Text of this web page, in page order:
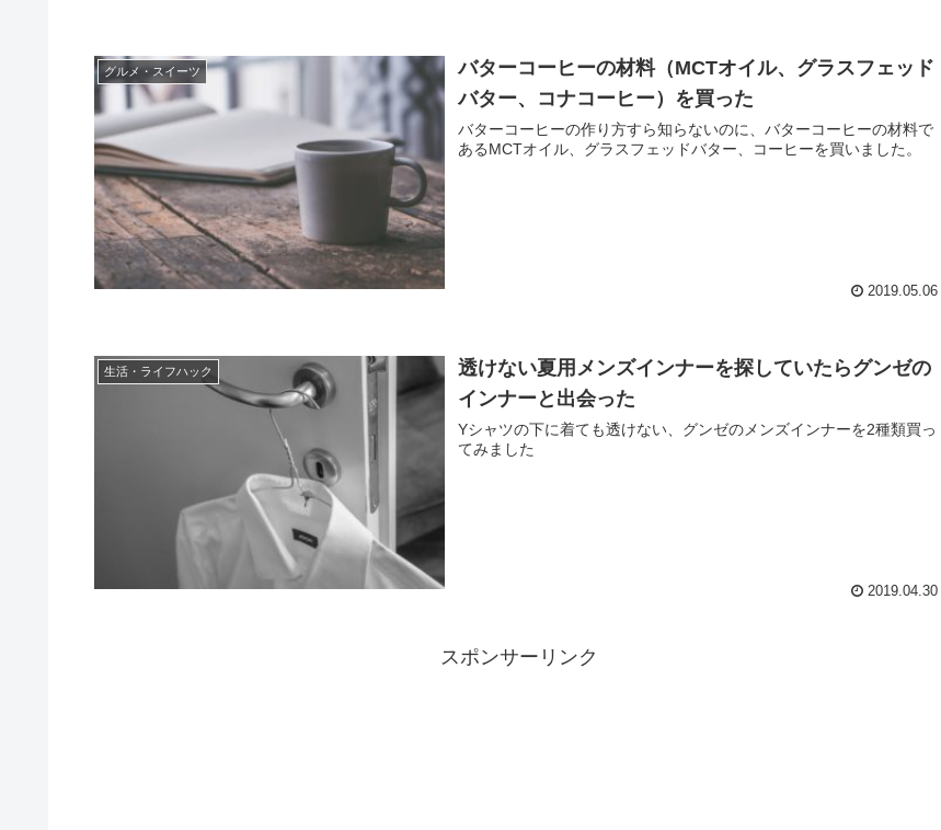
グルメ・スイーツ
バターコーヒーの材料（MCTオイル、グラスフェッド
バター、コナコーヒー）を買った
バターコーヒーの作り方すら知らないのに、バターコーヒーの材料で
あるMCTオイル、グラスフェッドバター、コーヒーを買いました。
2019.05.06
生活・ライフハック
透けない夏用メンズインナーを探していたらグンゼの
インナーと出会った
Yシャツの下に着ても透けない、グンゼのメンズインナーを2種類買っ
てみました
2019.04.30
スポンサーリンク